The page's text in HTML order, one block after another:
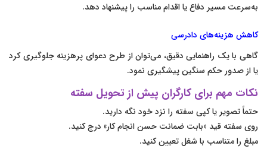
به‌سرعت مسیر دفاع یا اقدام مناسب را پیشنهاد دهد.
کاهش هزینه‌های دادرسی
گاهی با یک راهنمایی دقیق، می‌توان از طرح دعوای پرهزینه جلوگیری کرد
یا از صدور حکم سنگین پیشگیری نمود.
نکات مهم برای کارگران پیش از تحویل سفته
حتماً تصویر یا کپی سفته را نزد خود نگه دارید.
روی سفته قید «بابت ضمانت حسن انجام کار» درج کنید.
مبلغ را متناسب با شغل تعیین کنید.